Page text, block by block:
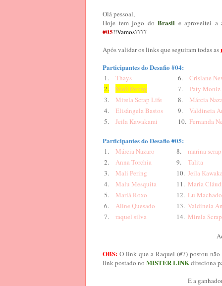
Olá pessoal,
Hoje tem jogo doBrasil e aproveitei a
#05!!Vamos????
Após validar os links que seguiram todas as
Participantes do Desafio #04:
1. Thays 6. Crislane
2.
Mali Pering 7. Paty Moniz
3.
Mirela Scrap Life 8. Márcia
4.
Elisângela Bastos 9.
Valdineia
5.
Jeila Kawakami 10. Fernanda
Participantes do Desafio #05:
1. Márcia Nazaro 8. marina
2.
Anna Torchia 9. Talita
3.
Mali Pering 10. Jeila
4.
Malu Mesquita 11. Maria Clá
5.
Mariá Roxo 12. Lu Machado
6.
Aline Quesado 13. Valdineia
7.
raquel silva 14. Mirela
OBS: O link que a Raquel (#7) postou não
link postado no MISTER LINKdireciona
E a